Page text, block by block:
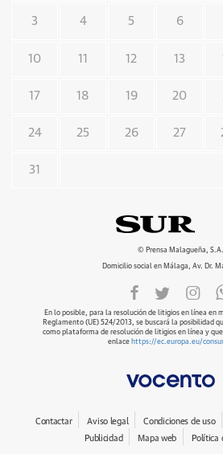
3 4 5 6
10 11 12 13
17 18 19 20
24 25 26 27
31
© Prensa Malagueña, S.A.
Domicilio social en Málaga, Av. Dr.
En lo posible, para la resolución de litigios en línea en
Reglamento (UE) 524/2013, se buscará la posibilidad
como plataforma de resolución de litigios en línea y
enlace https://ec.europa.eu/
Contactar Aviso legal Condiciones de uso
Publicidad
Mapa web Política